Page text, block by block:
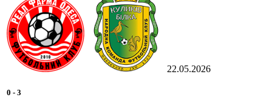
22.05.2026
0 - 3